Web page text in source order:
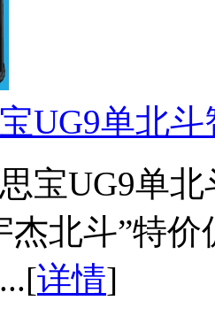
UG9单北
宝UG9单
杰北斗”特
详情]